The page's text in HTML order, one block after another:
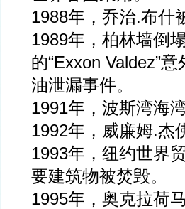
1988年，乔治.布什
1989年，柏林墙倒
的“Exxon Valdez”
油泄漏事件。
1991年，波斯湾海
1992年，威廉姆.杰
1993年，纽约世界
要建筑物被焚毁。
1995年，奥克拉荷